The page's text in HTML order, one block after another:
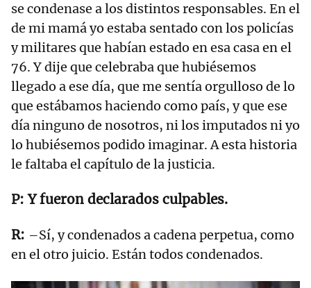
se condenase a los distintos responsables. En el
de mi mamá yo estaba sentado con los policías
y militares que habían estado en esa casa en el
76. Y dije que celebraba que hubiésemos
llegado a ese día, que me sentía orgulloso de lo
que estábamos haciendo como país, y que ese
día ninguno de nosotros, ni los imputados ni yo
lo hubiésemos podido imaginar. A esta historia
le faltaba el capítulo de la justicia.
Y fueron declarados culpables.
–Sí, y condenados a cadena perpetua, como
en el otro juicio. Están todos condenados.